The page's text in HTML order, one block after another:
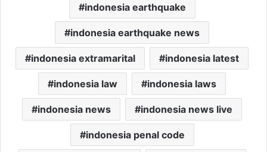
indonesia earthquake
indonesia earthquake news
indonesia extramarital indonesia latest
indonesia law indonesia laws
indonesia news indonesia news live
indonesia penal code